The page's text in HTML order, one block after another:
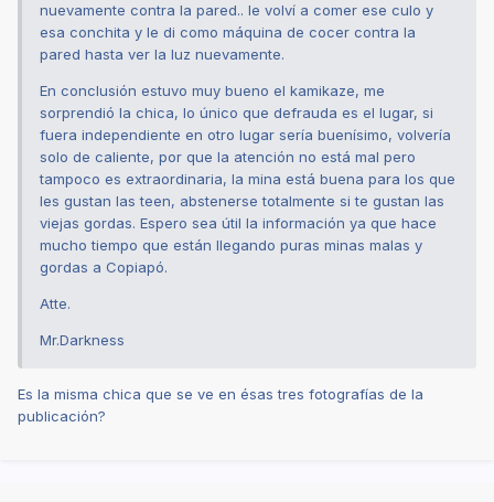
nuevamente contra la pared.. le volví a comer ese culo y
esa conchita y le di como máquina de cocer contra la
pared hasta ver la luz nuevamente.
En conclusión estuvo muy bueno el kamikaze, me
sorprendió la chica, lo único que defrauda es el lugar, si
fuera independiente en otro lugar sería buenísimo, volvería
solo de caliente, por que la atención no está mal pero
tampoco es extraordinaria, la mina está buena para los que
les gustan las teen, abstenerse totalmente si te gustan las
viejas gordas. Espero sea útil la información ya que hace
mucho tiempo que están llegando puras minas malas y
gordas a Copiapó.
Atte.
Mr.Darkness
Es la misma chica que se ve en ésas tres fotografías de la
publicación?